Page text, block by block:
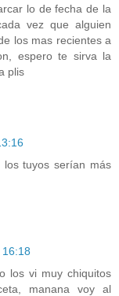
lo de fecha de la
vez que alguien
los mas recientes a
espero te sirva la
plis
tuyos serían más
los vi muy chiquitos
manana voy al